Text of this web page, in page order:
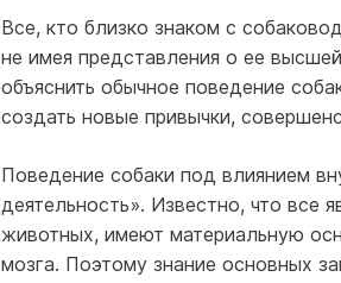
Все, кто близко знаком с
не имея представления о ее
объяснить обычное поведение
создать новые привычки,
Поведение собаки под влиянием
деятельность». Известно, что все
животных, имеют материальную
мозга. Поэтому знание основных